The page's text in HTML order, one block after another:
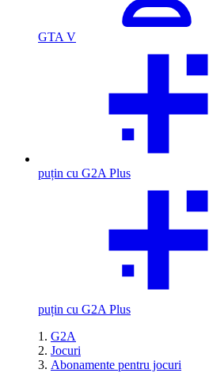
GTA V
puțin cu G2A Plus
puțin cu G2A Plus
G2A
Jocuri
Abonamente pentru jocuri